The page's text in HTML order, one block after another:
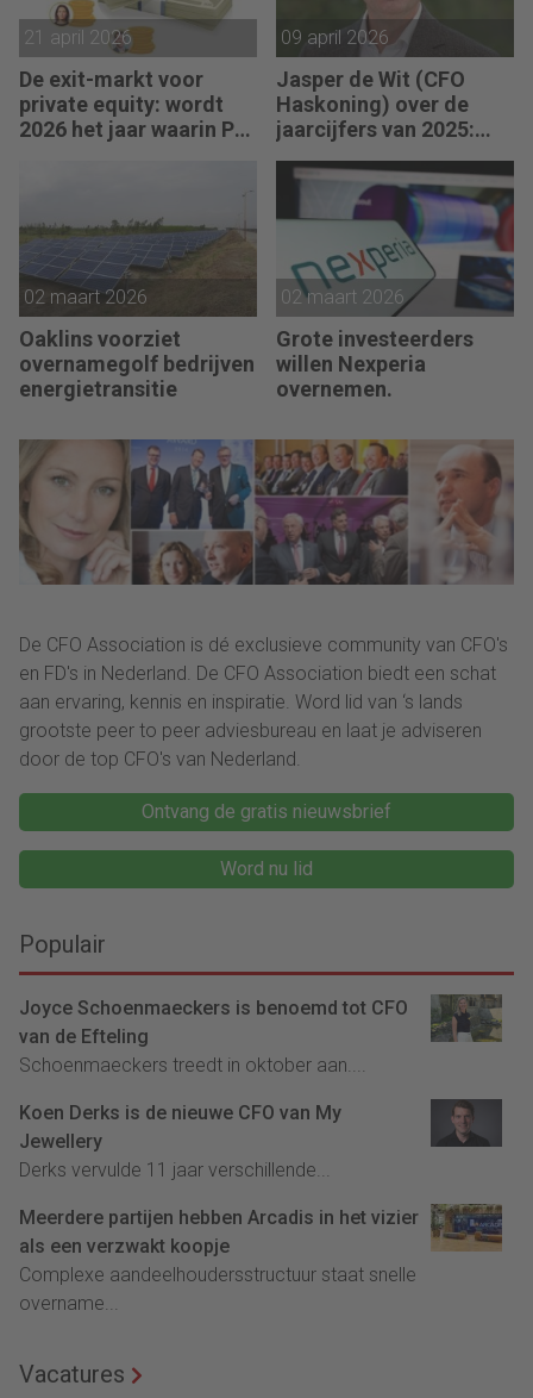
21 april 2026
De exit-markt voor
private equity: wordt
2026 het jaar waarin PE
09 april 2026
Jasper de Wit (CFO
Haskoning) over de
jaarcijfers van 2025:
marktomstandigheden
voor hernieuwbare
energie en offshore
wind, was 2025 een
sterk jaar.”
02 maart 2026
Oaklins voorziet
overnamegolf bedrijven
energietransitie
02 maart 2026
Grote investeerders
willen Nexperia
overnemen.
De CFO Association is dé exclusieve community van CFO's
en FD's in Nederland. De CFO Association biedt een schat
aan ervaring, kennis en inspiratie. Word lid van ‘s lands
grootste peer to peer adviesbureau en laat je adviseren
door de top CFO's van Nederland.
Ontvang de gratis nieuwsbrief
Word nu lid
Populair
Joyce Schoenmaeckers is benoemd tot CFO
van de Efteling
Schoenmaeckers treedt in oktober aan....
Koen Derks is de nieuwe CFO van My
Jewellery
Derks vervulde 11 jaar verschillende...
Meerdere partijen hebben Arcadis in het vizier
als een verzwakt koopje
Complexe aandeelhoudersstructuur staat snelle
overname...
Vacatures